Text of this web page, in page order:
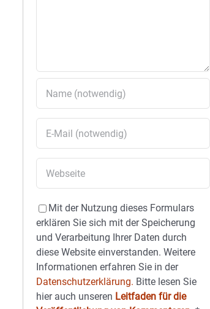
Mit der Nutzung dieses Formulars
erklären Sie sich mit der Speicherung
und Verarbeitung Ihrer Daten durch
diese Website einverstanden. Weitere
Informationen erfahren Sie in der
Datenschutzerklärung. Bitte lesen Sie
hier auch unseren Leitfaden für die